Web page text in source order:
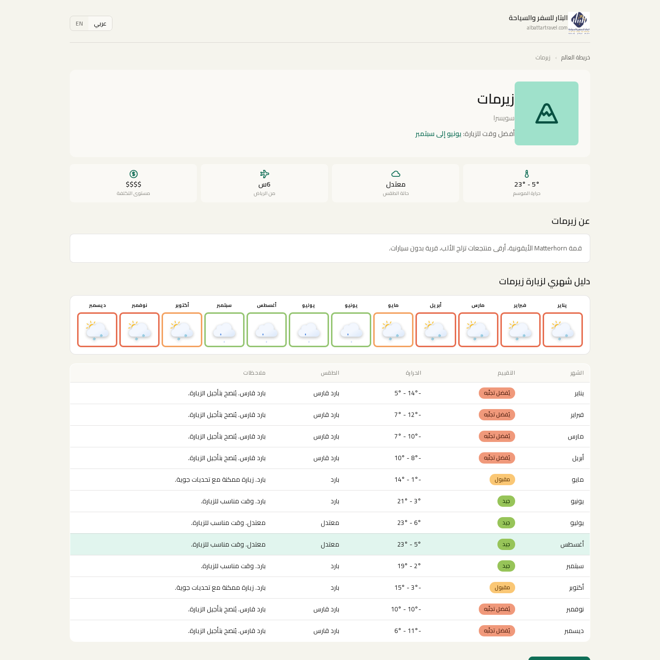
البتار للسفر والسياحة
albattartravel.com عربي EN
خريطة العالم › زيرمات
زيرمات
سويسرا
أفضل وقت للزيارة:يونيو إلى سبتمبر
5° - 23°
حرارة الموسم
معتدل
حالة الطقس
6س
من الرياض
$$$$
مستوى التكلفة
عن زيرمات
قمة Matterhorn الأيقونية، أرقى منتجعات تزلج الألب، قرية بدون سيارات.
دليل شهري لزيارة زيرمات
يناير فبراير مارس أبريل مايو يونيو يوليو أغسطس سبتمبر أكتوبر نوفمبر ديسمبر
الشهر التقييم الحرارة الطقس ملاحظات
يناير يُفضل تجنّبه -14° - 5° بارد قارس
بارد قارس. يُنصح بتأجيل الزيارة.
فبراير
يُفضل تجنّبه -12° - 7° بارد قارس
بارد قارس. يُنصح بتأجيل الزيارة.
مارس
يُفضل تجنّبه -10° - 7° بارد قارس
بارد قارس. يُنصح بتأجيل الزيارة.
أبريل
يُفضل تجنّبه -8° - 10° بارد قارس
بارد قارس. يُنصح بتأجيل الزيارة.
مايو
مقبول -1° - 14° بارد
بارد. زيارة ممكنة مع تحديات جوية.
يونيو
جيد 3° - 21° بارد
بارد. وقت مناسب للزيارة.
يوليو
جيد 6° - 23° معتدل
معتدل. وقت مناسب للزيارة.
أغسطس
جيد 5° - 23° معتدل
معتدل. وقت مناسب للزيارة.
سبتمبر
جيد 2° - 19° بارد
بارد. وقت مناسب للزيارة.
أكتوبر
مقبول -3° - 15° بارد
بارد. زيارة ممكنة مع تحديات جوية.
نوفمبر
يُفضل تجنّبه -10° - 10° بارد قارس
بارد قارس. يُنصح بتأجيل الزيارة.
ديسمبر
يُفضل تجنّبه -11° - 6° بارد قارس بارد قارس. يُنصح بتأجيل الزيارة.